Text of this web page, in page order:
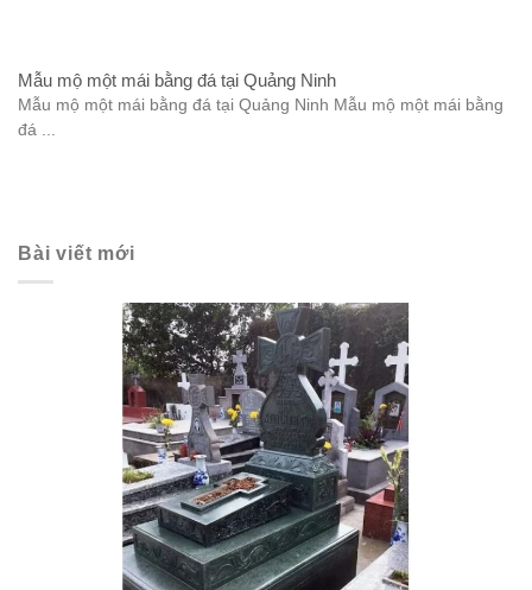
Mẫu mộ một mái bằng đá tại Quảng Ninh
Mẫu mộ một mái bằng đá tại Quảng Ninh Mẫu mộ một mái bằng
đá ...
Bài viết mới